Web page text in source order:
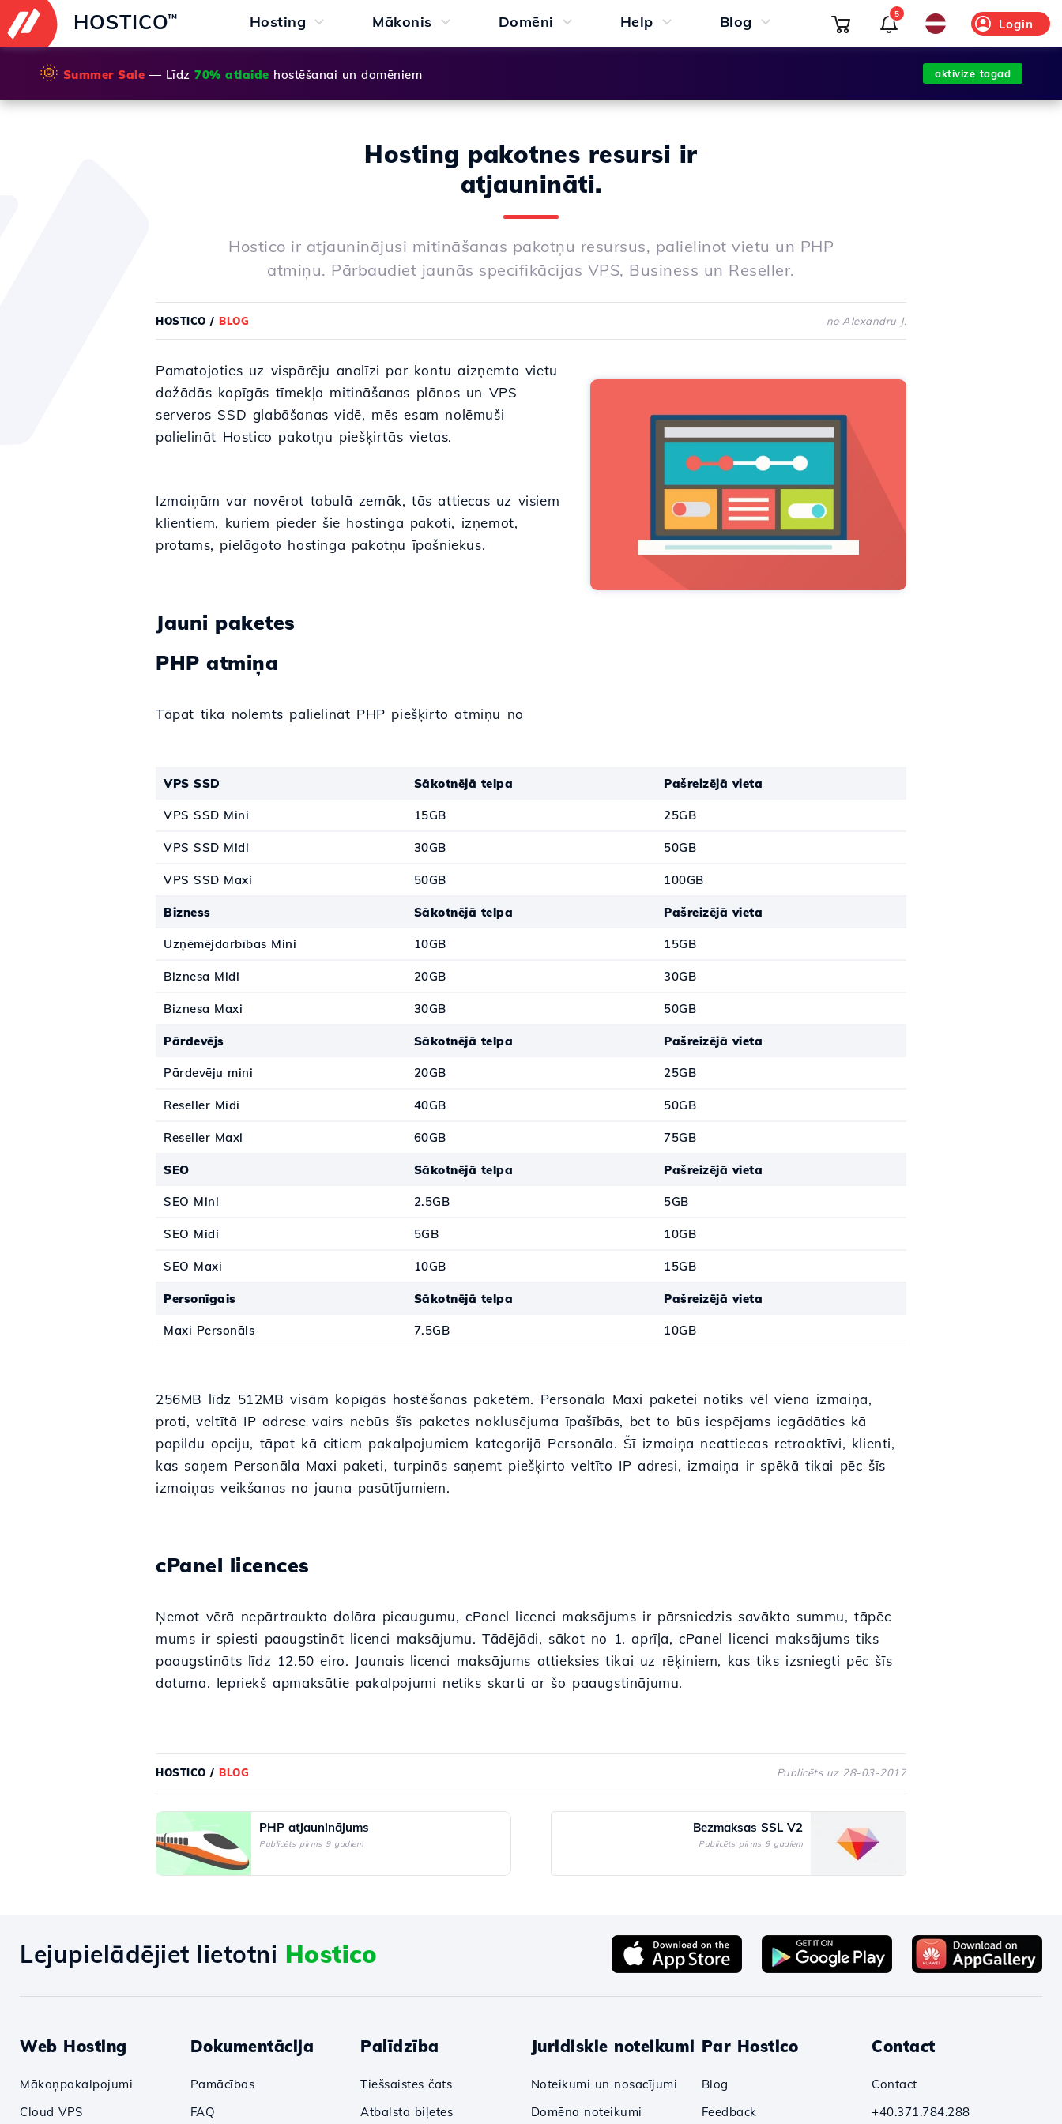
HOSTICO™ Hosting Mākonis Domēni Help Blog Login
5
🌞 Summer Sale — Līdz 70% atlaide hostēšanai un domēniem aktivizē tagad
Hosting pakotnes resursi ir
atjaunināti.
Hostico ir atjauninājusi mitināšanas pakotņu resursus, palielinot vietu un PHP
atmiņu. Pārbaudiet jaunās specifikācijas VPS, Business un Reseller.
HOSTICO / BLOG no Alexandru J.
Pamatojoties uz vispārēju analīzi par kontu aizņemto vietu
dažādās kopīgās tīmekļa mitināšanas plānos un VPS
serveros SSD glabāšanas vidē, mēs esam nolēmuši
palielināt Hostico pakotņu piešķirtās vietas.
Izmaiņām var novērot tabulā zemāk, tās attiecas uz visiem
klientiem, kuriem pieder šie hostinga pakoti, izņemot,
protams, pielāgoto hostinga pakotņu īpašniekus.
Jauni paketes
PHP atmiņa
Tāpat tika nolemts palielināt PHP piešķirto atmiņu no
VPS SSD Sākotnējā telpa Pašreizējā vieta
VPS SSD Mini 15GB 25GB
VPS SSD Midi 30GB 50GB
VPS SSD Maxi 50GB 100GB
Bizness Sākotnējā telpa Pašreizējā vieta
Uzņēmējdarbības Mini 10GB 15GB
Biznesa Midi 20GB 30GB
Biznesa Maxi 30GB 50GB
Pārdevējs Sākotnējā telpa Pašreizējā vieta
Pārdevēju mini 20GB 25GB
Reseller Midi 40GB 50GB
Reseller Maxi 60GB 75GB
SEO Sākotnējā telpa Pašreizējā vieta
SEO Mini 2.5GB 5GB
SEO Midi 5GB 10GB
SEO Maxi 10GB 15GB
Personīgais Sākotnējā telpa Pašreizējā vieta
Maxi Personāls 7.5GB 10GB
256MB līdz 512MB visām kopīgās hostēšanas paketēm. Personāla Maxi paketei notiks vēl viena izmaiņa,
proti, veltītā IP adrese vairs nebūs šīs paketes noklusējuma īpašībās, bet to būs iespējams iegādāties kā
papildu opciju, tāpat kā citiem pakalpojumiem kategorijā Personāla. Šī izmaiņa neattiecas retroaktīvi, klienti,
kas saņem Personāla Maxi paketi, turpinās saņemt piešķirto veltīto IP adresi, izmaiņa ir spēkā tikai pēc šīs
izmaiņas veikšanas no jauna pasūtījumiem.
cPanel licences
Ņemot vērā nepārtraukto dolāra pieaugumu, cPanel licenci maksājums ir pārsniedzis savākto summu, tāpēc
mums ir spiesti paaugstināt licenci maksājumu. Tādējādi, sākot no 1. aprīļa, cPanel licenci maksājums tiks
paaugstināts līdz 12.50 eiro. Jaunais licenci maksājums attieksies tikai uz rēķiniem, kas tiks izsniegti pēc šīs
datuma. Iepriekš apmaksātie pakalpojumi netiks skarti ar šo paaugstinājumu.
HOSTICO / BLOG Publicēts uz 28-03-2017
PHP atjauninājums
Publicēts pirms 9 gadiem
Bezmaksas SSL V2
Publicēts pirms 9 gadiem
Lejupielādējiet lietotni Hostico
Web Hosting
Mākoņpakalpojumi
Cloud VPS
Dokumentācija
Pamācības
FAQ
Palīdzība
Tiešsaistes čats
Atbalsta biļetes
Juridiskie noteikumi
Noteikumi un nosacījumi
Domēna noteikumi
Par Hostico
Blog
Feedback
Contact
Contact
+40.371.784.288